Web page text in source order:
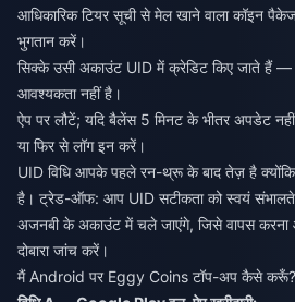
आधिकारिक टियर सूची से मेल खाने वाला कॉइन
भुगतान करें।
सिक्के उसी अकाउंट UID में क्रेडिट किए जाते हैं —
आवश्यकता नहीं है।
ऐप पर लौटें; यदि बैलेंस 5 मिनट के भीतर अपडेट
या फिर से लॉग इन करें।
UID विधि आपके पहले रन-थ्रू के बाद तेज़ है क्योंकि
है। ट्रेड-ऑफ: आप UID सटीकता को स्वयं संभालते
अजनबी के अकाउंट में चले जाएंगे, जिसे वापस करना
दोबारा जांच करें।
मैं Android पर Eggy Coins टॉप-अप कैसे करूँ?